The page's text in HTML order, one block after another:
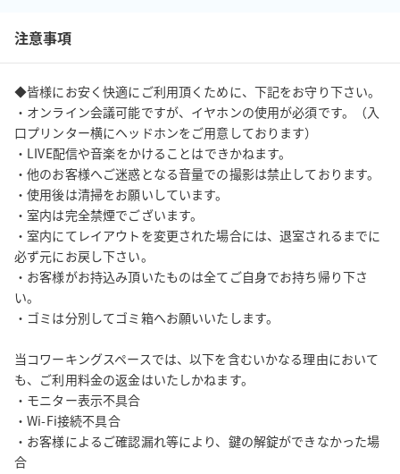
・共有エリアでの通話やオンライン会議
・電子タバコを含む喫煙
上記を行った場合は速やかに退店していただきます。また予約時
間前の退店でも返金は一切行いません。
当コワーキングスペースでは、以下を含むいかなる理由において
も、ご利用料金の返金はいたしかねます。
・モニター表示不具合
・Wi-Fi接続不具合
・お客様によるご確認漏れ等により、鍵の解錠ができなかった場
合
設備や通信環境には万全を期しておりますが、予期せぬ不具合が
発生する可能性もございます。
し上げます。
注意事項
◆皆様にお安く快適にご利用頂くために、下記をお守り下さい。
・オンライン会議可能ですが、イヤホンの使用が必須です。（入
口プリンター横にヘッドホンをご用意しております）
・LIVE配信や音楽をかけることはできかねます。
・他のお客様へご迷惑となる音量での撮影は禁止しております。
・使用後は清掃をお願いしています。
・室内は完全禁煙でございます。
・室内にてレイアウトを変更された場合には、退室されるまでに
必ず元にお戻し下さい。
・お客様がお持込み頂いたものは全てご自身でお持ち帰り下さ
い。
・ゴミは分別してゴミ箱へお願いいたします。
当コワーキングスペースでは、以下を含むいかなる理由において
も、ご利用料金の返金はいたしかねます。
・モニター表示不具合
・Wi-Fi接続不具合
・お客様によるご確認漏れ等により、鍵の解錠ができなかった場
合